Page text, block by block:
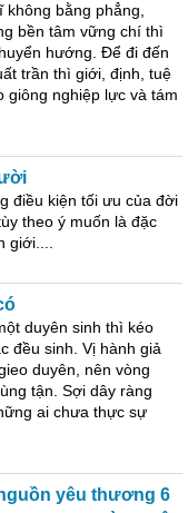
bằng phẳng,
bền tâm vững chí thì
hướng. Để đi đến
trần thì giới, định, tuệ
giông nghiệp lực và tám
điều kiện tối ưu của đời
theo ý muốn là đặc
duyên sinh thì kéo
đều sinh. Vị hành giả
duyên, nên vòng
tận. Sợi dây ràng
ai chưa thực sự
yêu thương 6